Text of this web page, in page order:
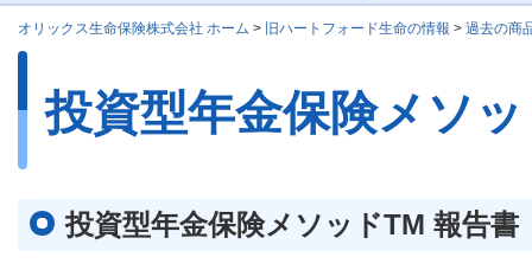
オリックス生命保険株式会社 ホーム > 旧ハートフォード生命の情報 > 過去の商
投資型年金保険メソ
投資型年金保険メソッドTM 報告書